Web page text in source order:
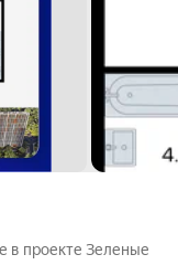
в проекте Зеленые